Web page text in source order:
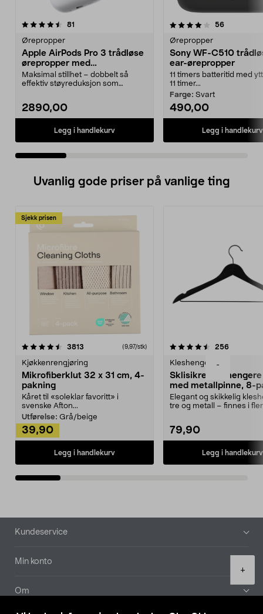
-
+
81
Ørepropper
Apple AirPods Pro 3 trådløse
ørepropper med
støyreduksjon
Maksimal stillhet – dobbelt så
effektiv støyreduksjon som
2890,00
Legg i handlekurv
4.0 av 5 stjerner 56
Ørepropper
Sony WF-C510
ear-ørepropper
11 timers batteritid med
11 timer...
Farge: Svart
490,00
Legg i handlekurv
4.5 av 5 stjerner
Uvanlig gode priser på vanlige ting
Sjekk prisen
3813 anmeldelser(9,97/stk)
Kjøkkenrengjøring
Mikrofiberklut 32 x 31 cm, 4-
pakning
Kåret til «soleklar favoritt» i
svenske Afton...
Utførelse: Grå/beige
39,90
Legg i handlekurv
4.5av 5 stjerner 256
Kleshengere
Sklisikre
med metallpinne, 8-
Elegant og skikkelig
tre og metall – finnes i
79,90
Legg i handlekurv
4.5av 5 stjerner
Bunntekst
Kundeservice
Min konto
Om